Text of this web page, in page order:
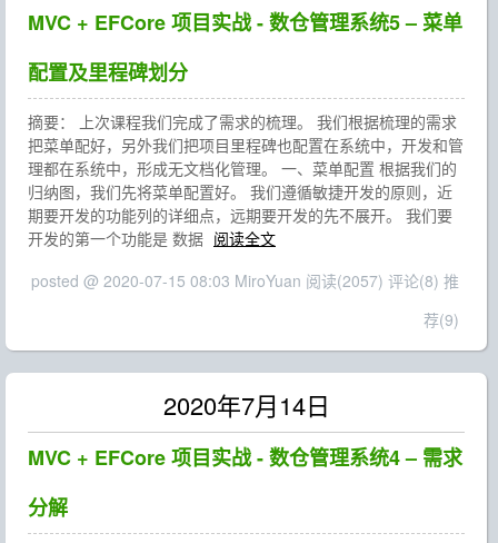
MVC + EFCore 项目实战 - 数仓管理系统5 – 菜单
配置及里程碑划分
摘要： 上次课程我们完成了需求的梳理。 我们根据梳理的需求
把菜单配好，另外我们把项目里程碑也配置在系统中，开发和管
理都在系统中，形成无文档化管理。 一、菜单配置 根据我们的
归纳图，我们先将菜单配置好。 我们遵循敏捷开发的原则，近
期要开发的功能列的详细点，远期要开发的先不展开。 我们要
开发的第一个功能是 数据 阅读全文
posted @ 2020-07-15 08:03 MiroYuan 阅读(2057) 评论(8) 推
荐(9)
2020年7月14日
MVC + EFCore 项目实战 - 数仓管理系统4 – 需求
分解